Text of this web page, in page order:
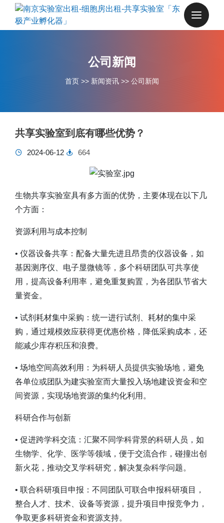
公司新闻
首页 >> 新闻资讯 >> 公司新闻
共享实验室到底有哪些优势？
2024-06-12 664
生物共享实验室具有多方面的优势，主要体现在以下几
个方面：
资源利用与成本控制
• 仪器设备共享：配备大量先进且昂贵的仪器设备，如
基因测序仪、电子显微镜等，多个科研团队可共享使
用，提高设备利用率，避免重复购置，为各团队节省大
量资金。
• 试剂耗材集中采购：统一进行试剂、耗材的集中采
购，通过规模效应获得更优惠价格，降低采购成本，还
能减少库存积压和浪费。
• 场地空间高效利用：为科研人员提供实验场地，避免
各单位或团队为建实验室而大量投入场地建设资金和空
间资源，实现场地资源的集约化利用。
科研合作与创新
• 促进跨学科交流：汇聚不同学科背景的科研人员，如
生物学、化学、医学等领域，便于交流合作，碰撞出创
新火花，推动交叉学科研究，解决复杂科学问题。
• 联合科研项目申报：不同团队可联合申报科研项目，
整合人才、技术、设备等资源，提升项目申报竞争力，
争取更多科研资金和资源支持。